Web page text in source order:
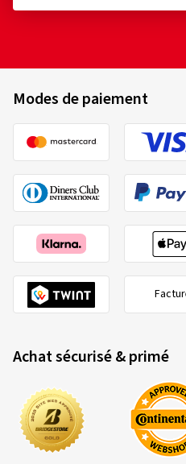
Modes de paiement
Achat sécurisé & primé